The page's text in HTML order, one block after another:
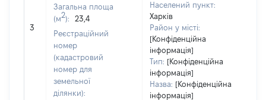
3
Загальна площа
(м2):
23,4
Реєстраційний
номер
(кадастровий
номер для
земельної
ділянки):
Населений пункт:
Харків
Район у місті:
[Конфіденційна
інформація]
Тип: [Конфіденційна
інформація]
Назва: [Конфіденційна
інформація]